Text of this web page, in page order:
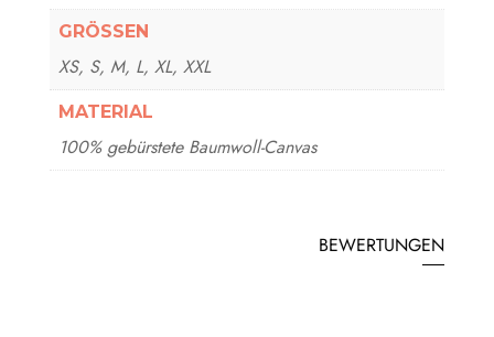
GRÖSSEN
XS, S, M, L, XL, XXL
MATERIAL
100% gebürstete Baumwoll-Canvas
BEWERTUNGEN